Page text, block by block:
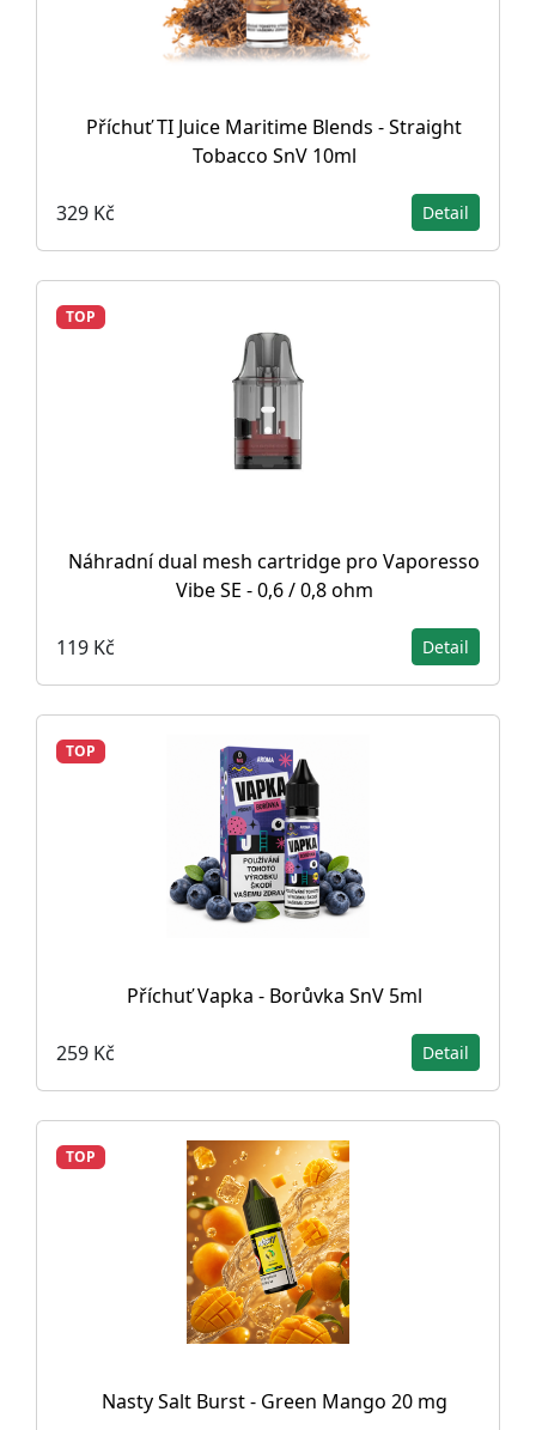
Příchuť TI Juice Maritime Blends - Straight
Tobacco SnV 10ml
329 Kč Detail
TOP
Náhradní dual mesh cartridge pro Vaporesso
Vibe SE - 0,6 / 0,8 ohm
119 Kč Detail
TOP
Příchuť Vapka - Borůvka SnV 5ml
259 Kč Detail
TOP
Nasty Salt Burst - Green Mango 20 mg